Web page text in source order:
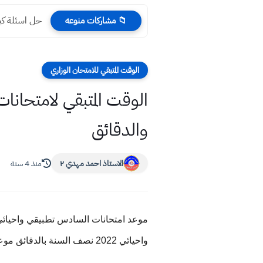
📁 مشاركات منوعه حل اسئلة
الوقت المتبقي للامتحان الوزاري
والدقائق
الاستاذ احمد مهدي ٢ منذ 4 سنة
واحيائي 2022 نصف السنة بالدقائق موعد امتحانات الاعدادية 2022 في العراق نصف السنة